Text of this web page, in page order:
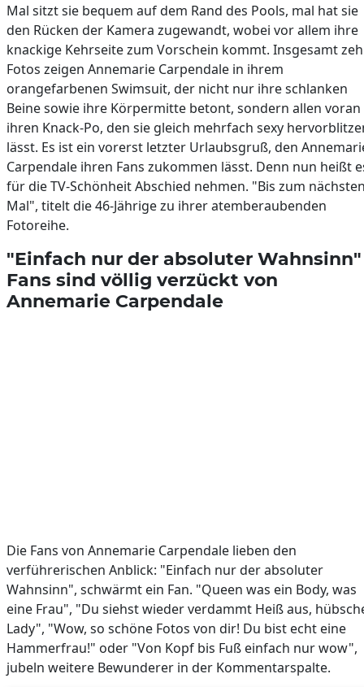
Mal sitzt sie bequem auf dem Rand des Pools, mal hat sie
den Rücken der Kamera zugewandt, wobei vor allem ihre
knackige Kehrseite zum Vorschein kommt. Insgesamt
Fotos zeigen Annemarie Carpendale in ihrem
orangefarbenen Swimsuit, der nicht nur ihre schlanken
Beine sowie ihre Körpermitte betont, sondern allen voran
ihren Knack-Po, den sie gleich mehrfach sexy
lässt. Es ist ein vorerst letzter Urlaubsgruß, den
Carpendale ihren Fans zukommen lässt. Denn nun heißt
für die TV-Schönheit Abschied nehmen. "Bis zum
Mal", titelt die 46-Jährige zu ihrer atemberaubenden
Fotoreihe.
"Einfach nur der absoluter Wahnsinn"
Fans sind völlig verzückt von
Annemarie Carpendale
Die Fans von Annemarie Carpendale lieben den
verführerischen Anblick: "Einfach nur der absoluter
Wahnsinn", schwärmt ein Fan. "Queen was ein Body, was
eine Frau", "Du siehst wieder verdammt Heiß aus,
Lady", "Wow, so schöne Fotos von dir! Du bist echt eine
Hammerfrau!" oder "Von Kopf bis Fuß einfach nur wow",
jubeln weitere Bewunderer in der Kommentarspalte.